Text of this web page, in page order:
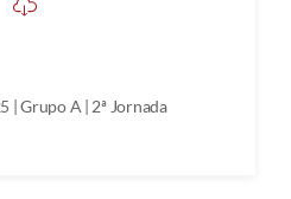
| Grupo A | 2ª Jornada